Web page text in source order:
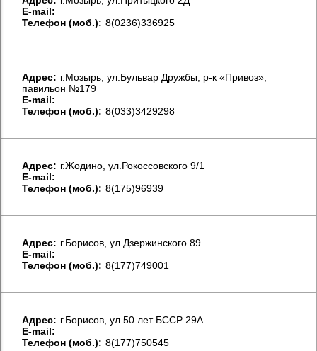
E-mail:
Телефон (моб.): 8(0236)336925
Aдрес: г.Мозырь, ул.Бульвар Дружбы, р-к «Привоз»,
павильон №179
E-mail:
Телефон (моб.): 8(033)3429298
Aдрес: г.Жодино, ул.Рокоссовского 9/1
E-mail:
Телефон (моб.): 8(175)96939
Aдрес: г.Борисов, ул.Дзержинского 89
E-mail:
Телефон (моб.): 8(177)749001
Aдрес: г.Борисов, ул.50 лет БССР 29А
E-mail:
Телефон (моб.): 8(177)750545